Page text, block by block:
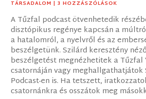
TÁRSADALOM | 3 HOZZÁSZÓLÁSOK
A Tűzfal podcast ötvenhetedik
disztópikus regénye kapcsán a
a hatalomról, a nyelvről és az
beszélgetünk. Szilárd keresztény
beszélgetést megnézhetitek a Tűzfal
csatornáján vagy meghallgathatjátok
Podcast-en is. Ha tetszett,
csatornánkra és osszátok meg